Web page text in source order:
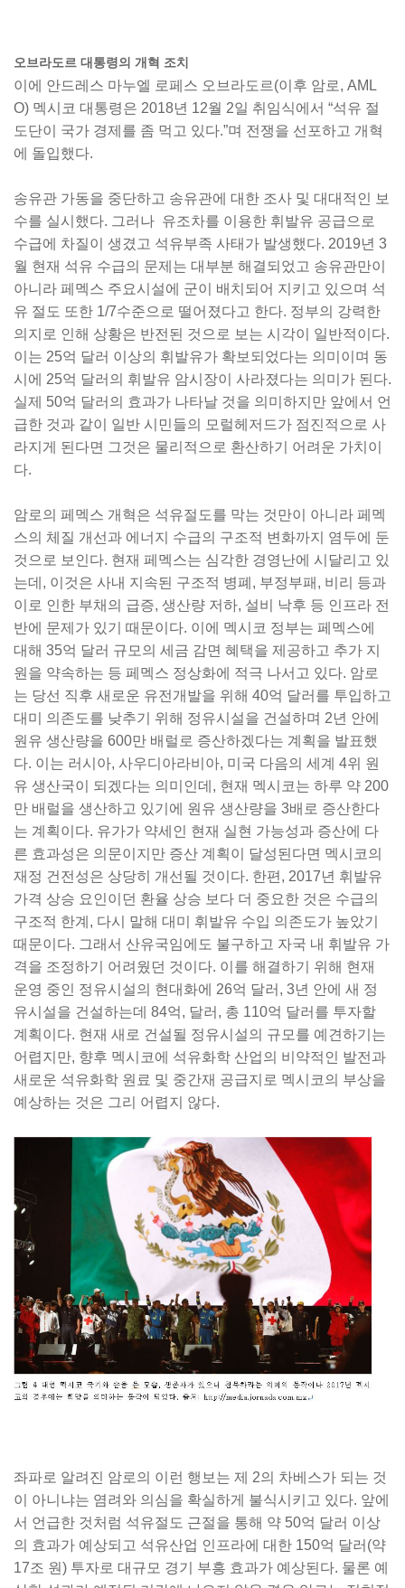
오브라도르 대통령의 개혁 조치
이에 안드레스 마누엘 로페스 오브라도르(이후 암로, AML
O) 멕시코 대통령은 2018년 12월 2일 취임식에서 “석유 절
도단이 국가 경제를 좀 먹고 있다.”며 전쟁을 선포하고 개혁
에 돌입했다.
송유관 가동을 중단하고 송유관에 대한 조사 및 대대적인 보
수를 실시했다. 그러나 유조차를 이용한 휘발유 공급으로
수급에 차질이 생겼고 석유부족 사태가 발생했다. 2019년 3
월 현재 석유 수급의 문제는 대부분 해결되었고 송유관만이
아니라 페멕스 주요시설에 군이 배치되어 지키고 있으며 석
유 절도 또한 1/7수준으로 떨어졌다고 한다. 정부의 강력한
의지로 인해 상황은 반전된 것으로 보는 시각이 일반적이다.
이는 25억 달러 이상의 휘발유가 확보되었다는 의미이며 동
시에 25억 달러의 휘발유 암시장이 사라졌다는 의미가 된다.
실제 50억 달러의 효과가 나타날 것을 의미하지만 앞에서 언
급한 것과 같이 일반 시민들의 모럴헤저드가 점진적으로 사
라지게 된다면 그것은 물리적으로 환산하기 어려운 가치이
다.
암로의 페멕스 개혁은 석유절도를 막는 것만이 아니라 페멕
스의 체질 개선과 에너지 수급의 구조적 변화까지 염두에 둔
것으로 보인다. 현재 페멕스는 심각한 경영난에 시달리고 있
는데, 이것은 사내 지속된 구조적 병폐, 부정부패, 비리 등과
이로 인한 부채의 급증, 생산량 저하, 설비 낙후 등 인프라 전
반에 문제가 있기 때문이다. 이에 멕시코 정부는 페멕스에
대해 35억 달러 규모의 세금 감면 혜택을 제공하고 추가 지
원을 약속하는 등 페멕스 정상화에 적극 나서고 있다. 암로
는 당선 직후 새로운 유전개발을 위해 40억 달러를 투입하고
대미 의존도를 낮추기 위해 정유시설을 건설하며 2년 안에
원유 생산량을 600만 배럴로 증산하겠다는 계획을 발표했
다. 이는 러시아, 사우디아라비아, 미국 다음의 세계 4위 원
유 생산국이 되겠다는 의미인데, 현재 멕시코는 하루 약 200
만 배럴을 생산하고 있기에 원유 생산량을 3배로 증산한다
는 계획이다. 유가가 약세인 현재 실현 가능성과 증산에 다
른 효과성은 의문이지만 증산 계획이 달성된다면 멕시코의
재정 건전성은 상당히 개선될 것이다. 한편, 2017년 휘발유
가격 상승 요인이던 환율 상승 보다 더 중요한 것은 수급의
구조적 한계, 다시 말해 대미 휘발유 수입 의존도가 높았기
때문이다. 그래서 산유국임에도 불구하고 자국 내 휘발유 가
격을 조정하기 어려웠던 것이다. 이를 해결하기 위해 현재
운영 중인 정유시설의 현대화에 26억 달러, 3년 안에 새 정
유시설을 건설하는데 84억, 달러, 총 110억 달러를 투자할
계획이다. 현재 새로 건설될 정유시설의 규모를 예견하기는
어렵지만, 향후 멕시코에 석유화학 산업의 비약적인 발전과
새로운 석유화학 원료 및 중간재 공급지로 멕시코의 부상을
예상하는 것은 그리 어렵지 않다.
좌파로 알려진 암로의 이런 행보는 제 2의 차베스가 되는 것
이 아니냐는 염려와 의심을 확실하게 불식시키고 있다. 앞에
서 언급한 것처럼 석유절도 근절을 통해 약 50억 달러 이상
의 효과가 예상되고 석유산업 인프라에 대한 150억 달러(약
17조 원) 투자로 대규모 경기 부흥 효과가 예상된다. 물론 예